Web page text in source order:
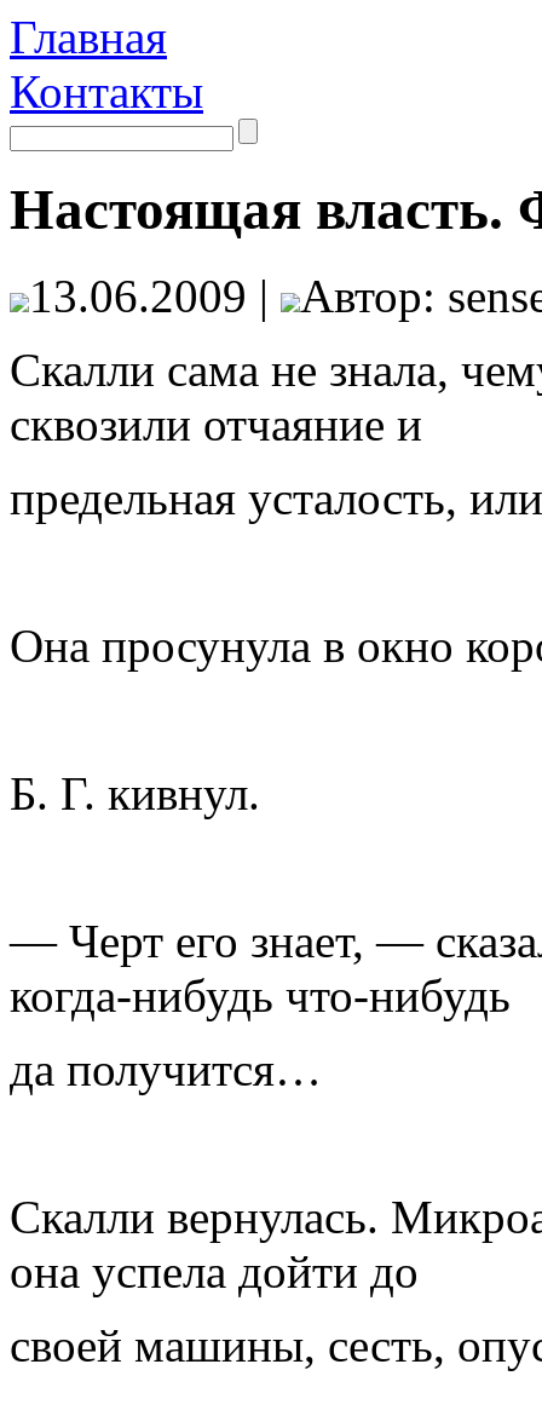
Главная
Контакты
Настоящая
13.06.2009 |
Автор:
Скалли сама не знала,
сквозили отчаяние и
предельная усталость,
Она просунула в окно
Б. Г. кивнул.
— Черт его знает, —
когда-нибудь что-нибудь
да получится…
Скалли вернулась.
она успела дойти до
своей машины, сесть,